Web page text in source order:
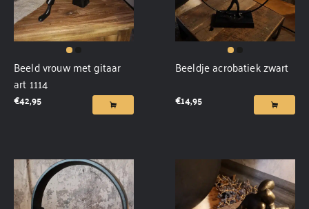
Beeld vrouw met gitaar
art 1114
€42,95
Beeldje acrobatiek zwart
€14,95